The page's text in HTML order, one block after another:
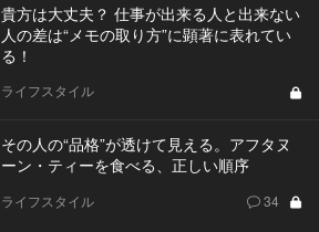
貴方は大丈夫？ 仕事が出来る人と出来ない
人の差は“メモの取り方”に顕著に表れてい
る！
ライフスタイル
その人の“品格”が透けて見える。アフタヌ
ーン・ティーを食べる、正しい順序
ライフスタイル 34